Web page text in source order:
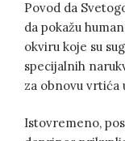
Povod da
da pokažu
okviru koje su
specijalnih
za obnovu vrtića
Istovremeno,